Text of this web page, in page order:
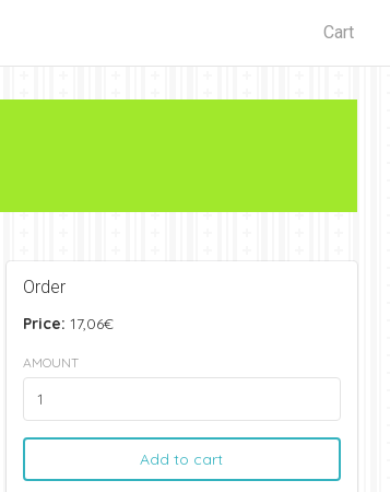
Cart
Order
Price: 17,06€
AMOUNT